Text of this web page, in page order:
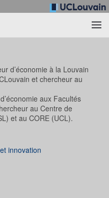
d’économie à la Louvain
et chercheur au
aux Facultés
au Centre de
et au CORE (UCL).
innovation